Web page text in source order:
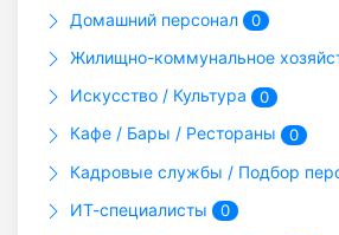
Домашний персонал 0
Жилищно-коммунальное
Искусство / Культура 0
Кафе / Бары / Рестораны 0
Кадровые службы / Подбор
ИТ-специалисты 0